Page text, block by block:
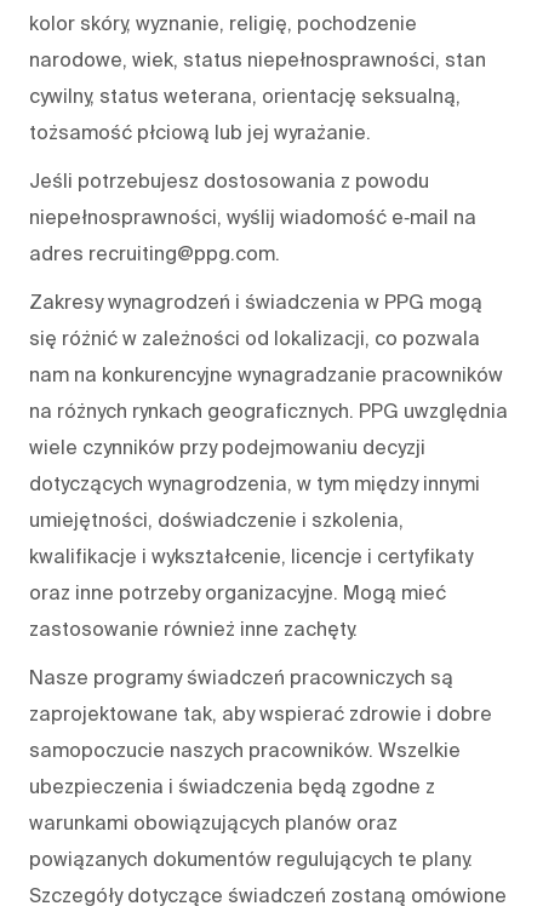
kolor skóry, wyznanie, religię, pochodzenie
narodowe, wiek, status niepełnosprawności, stan
cywilny, status weterana, orientację seksualną,
tożsamość płciową lub jej wyrażanie.
Jeśli potrzebujesz dostosowania z powodu
niepełnosprawności, wyślij wiadomość e‑mail na
adres recruiting@ppg.com.
Zakresy wynagrodzeń i świadczenia w PPG mogą
się różnić w zależności od lokalizacji, co pozwala
nam na konkurencyjne wynagradzanie pracowników
na różnych rynkach geograficznych. PPG uwzględnia
wiele czynników przy podejmowaniu decyzji
dotyczących wynagrodzenia, w tym między innymi
umiejętności, doświadczenie i szkolenia,
kwalifikacje i wykształcenie, licencje i certyfikaty
oraz inne potrzeby organizacyjne. Mogą mieć
zastosowanie również inne zachęty.
Nasze programy świadczeń pracowniczych są
zaprojektowane tak, aby wspierać zdrowie i dobre
samopoczucie naszych pracowników. Wszelkie
ubezpieczenia i świadczenia będą zgodne z
warunkami obowiązujących planów oraz
powiązanych dokumentów regulujących te plany.
Szczegóły dotyczące świadczeń zostaną omówione